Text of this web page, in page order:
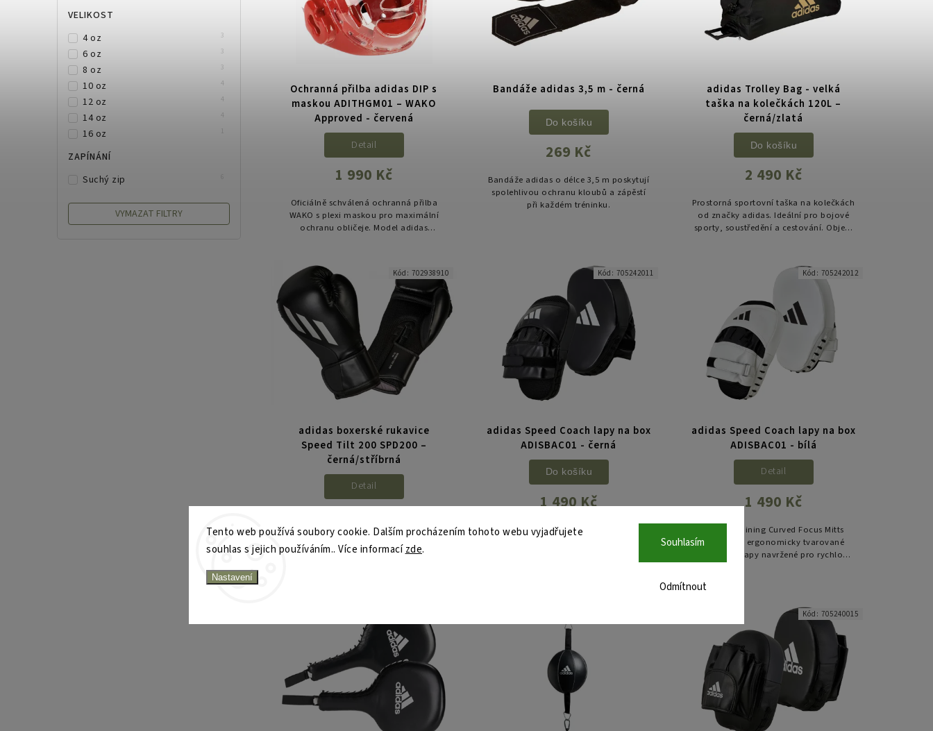
Tento web používá soubory cookie. Dalším procházením tohoto webu vyjadřujete
souhlas s jejich používáním.. Více informacízde.
Nastavení
Odmítnout
Souhlasím
VELIKOST
4 oz
3
6 oz 3
8 oz 3
10 oz 4
12 oz 4
14 oz 4
16 oz 1
ZAPÍNÁNÍ
Suchý zip
VYMAZAT FILTRY
Ochranná přilba adidas DIP s
maskou ADITHGM01 – WAKO
Approved - červená
1 990 Kč
Detail
Oficiálně schválená ochranná přilba
WAKO s plexi maskou pro maximální
ochranu obličeje. Model adidas
Bandáže adidas 3,5 m - černá
269 Kč
Do košíku
Bandáže adidas o délce 3,5 m poskytují
spolehlivou ochranu kloubů a zápěstí
při každém tréninku.
adidas Trolley Bag - velká
taška na kolečkách 120L –
černá/zlatá
2 490 Kč
Do košíku
Prostorná sportovní taška na kolečkách
od značky adidas. Ideální pro bojové
sporty, soustředění a cestování. Objem
adidas boxerské rukavice
Speed Tilt 200 SPD200 –
černá/stříbrná
Detail
Prémiové boxerské rukavice s
ergonomickým designem TILT a
Kód:702938910
adidas Speed Coach lapy na box
ADISBAC01 - černá
1 490 Kč
Do košíku
adidas Training Curved Focus Mitts
Kód:705242011
adidas Speed Coach lapy na box
ADISBAC01 - bílá
1 490 Kč
Detail
adidas Training Curved Focus Mitts
Short jsou ergonomicky tvarované
tréninkové lapy navržené pro rychlou,
Kód:705242012
Kód:705240015